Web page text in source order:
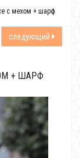
с мехом + шарф
следующий
+ ШАРФ